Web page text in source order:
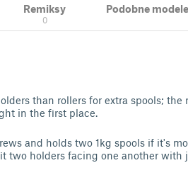
Remiksy
0
Podobne modele
than rollers for extra spools; the
in the first place.
and holds two 1kg spools if it's
two holders facing one another